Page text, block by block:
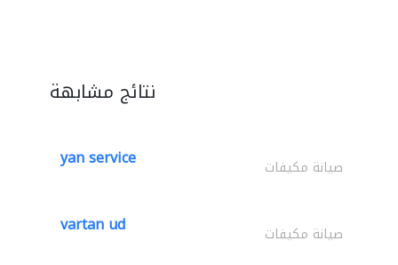
نتائج مشابهة
yan service صيانة مكيفات
vartan ud صيانة مكيفات